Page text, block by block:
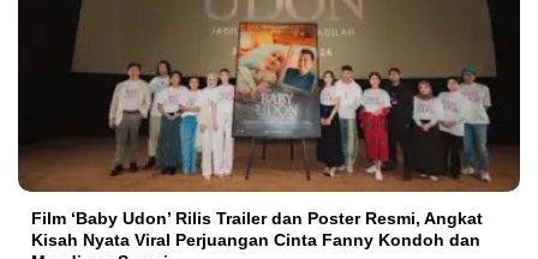
Film ‘Baby Udon’ Rilis Trailer dan Poster Resmi, Angkat
Kisah Nyata Viral Perjuangan Cinta Fanny Kondoh dan